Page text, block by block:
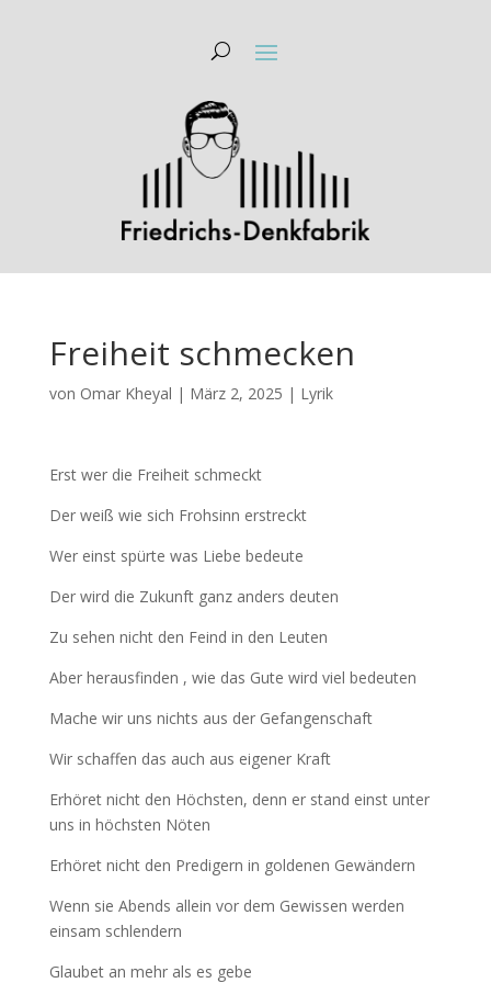
Freiheit schmecken
von Omar Kheyal | März 2, 2025 | Lyrik
Erst wer die Freiheit schmeckt
Der weiß wie sich Frohsinn erstreckt
Wer einst spürte was Liebe bedeute
Der wird die Zukunft ganz anders deuten
Zu sehen nicht den Feind in den Leuten
Aber herausfinden , wie das Gute wird viel bedeuten
Mache wir uns nichts aus der Gefangenschaft
Wir schaffen das auch aus eigener Kraft
Erhöret nicht den Höchsten, denn er stand einst unter
uns in höchsten Nöten
Erhöret nicht den Predigern in goldenen Gewändern
Wenn sie Abends allein vor dem Gewissen werden
einsam schlendern
Glaubet an mehr als es gebe